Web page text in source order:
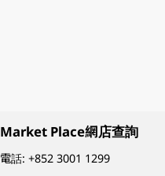
Market Place網店查詢
電話:+852 3001 1299